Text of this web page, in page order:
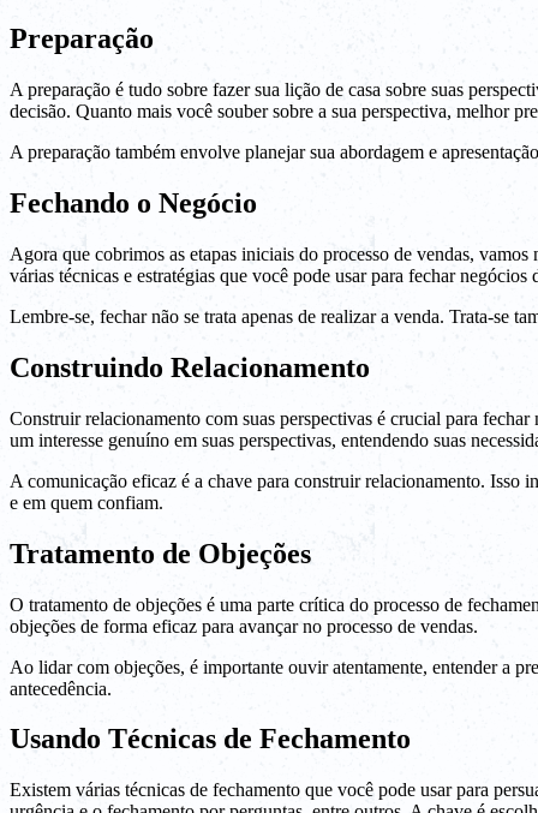
Preparação
A preparação é tudo sobre fazer sua lição de casa sobre suas
decisão. Quanto mais você souber sobre a sua perspectiva, melhor
A preparação também envolve planejar sua abordagem e
Fechando o Negócio
Agora que cobrimos as etapas iniciais do processo de vendas,
várias técnicas e estratégias que você pode usar para fechar negócios
Lembre-se, fechar não se trata apenas de realizar a venda. Trata-se
Construindo Relacionamento
Construir relacionamento com suas perspectivas é crucial para
um interesse genuíno em suas perspectivas, entendendo suas
A comunicação eficaz é a chave para construir relacionamento. Isso
e em quem confiam.
Tratamento de Objeções
O tratamento de objeções é uma parte crítica do processo de
objeções de forma eficaz para avançar no processo de vendas.
Ao lidar com objeções, é importante ouvir atentamente, entender a
antecedência.
Usando Técnicas de Fechamento
Existem várias técnicas de fechamento que você pode usar para